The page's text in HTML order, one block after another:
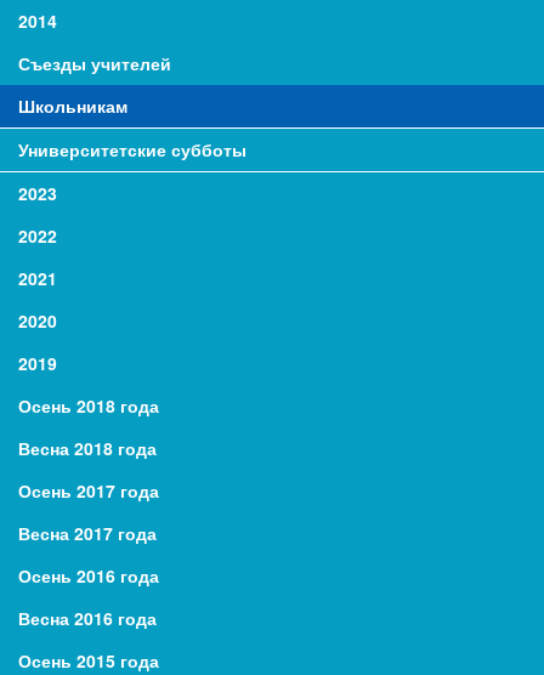
2014
Съезды учителей
Школьникам
Университетские субботы
2023
2022
2021
2020
2019
Осень 2018 года
Весна 2018 года
Осень 2017 года
Весна 2017 года
Осень 2016 года
Весна 2016 года
Осень 2015 года